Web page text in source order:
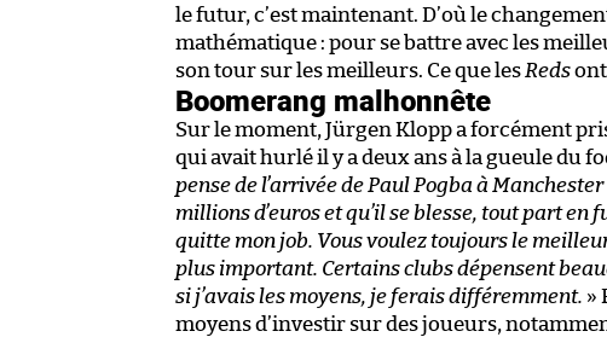
le futur, c’est maintenant. D’où le
mathématique : pour se battre avec les
son tour sur les meilleurs. Ce que les Reds
Boomerang malhonnête
Sur le moment, Jürgen Klopp a forcément
qui avait hurlé il y a deux ans à la gueule du
pense de l’arrivée de Paul Pogba à
millions d’euros et qu’il se blesse, tout part en
quitte mon job. Vous voulez toujours le
plus important. Certains clubs dépensent
si j’avais les moyens, je ferais différemment. »
moyens d’investir sur des joueurs,